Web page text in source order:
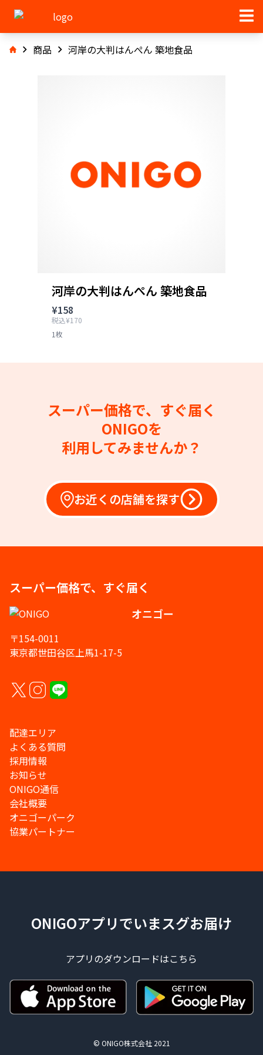
商品 河岸の大判はんぺん 築地食品
河岸の大判はんぺん 築地食品
¥158
税込¥170
1枚
スーパー価格で、すぐ届く
ONIGOを
利用してみませんか？
お近くの店舗を探す
スーパー価格で、すぐ届く
オニゴー
〒154-0011
東京都世田谷区上馬1-17-5
配達エリア
よくある質問
採用情報
お知らせ
ONIGO通信
会社概要
オニゴーパーク
協業パートナー
ONIGOアプリでいまスグお届け
アプリのダウンロードはこちら
© ONIGO株式会社 2021